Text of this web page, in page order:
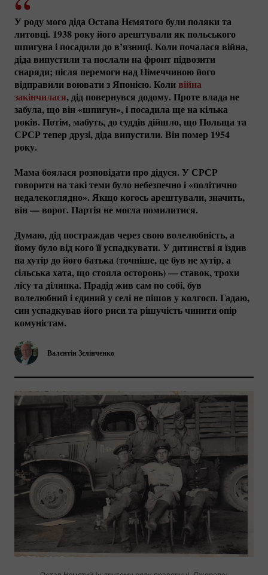
Валєнтін Зєлінченко
У роду мого діда Остапа Нємятого були поляки та
литовці. 1938 року його арештували як польського
шпигуна і посадили до в’язниці. Коли почалася війна,
діда випустили та послали на фронт підвозити
снаряди; після перемоги над Німеччиною його
відправили воювати з Японією. Коливійна
закінчилася, дід повернувся додому. Проте влада не
забула, що він «шпигун», і посадила ще на кілька
років. Потім, мабуть, до суддів дійшло, що Польща та
СРСР тепер друзі, діда випустили. Він помер 1954
року.
Мама боялася розповідати про дідуся. У СРСР
говорити на такі теми було небезпечно і «політично
недалекоглядно». Якщо когось арештували, значить,
він — ворог. Партія не могла помилитися.
Думаю, дід постраждав через свою волелюбність, а
йому було від кого її успадкувати. У дитинстві я їздив
на хутір до його батька (точніше, це був не хутір, а
сільська хата, що стояла осторонь) — ставок, трохи
лісу та ділянка. Прадід жив сам по собі, був
волелюбний і єдиний у селі не пішов у колгосп. Гадаю,
син успадкував його риси та рішучість чинити опір
комуністам.